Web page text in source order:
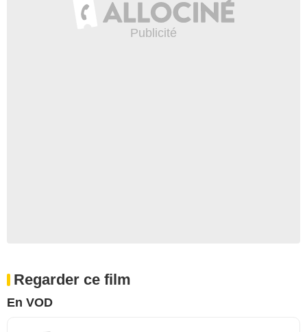
Regarder ce film
En VOD